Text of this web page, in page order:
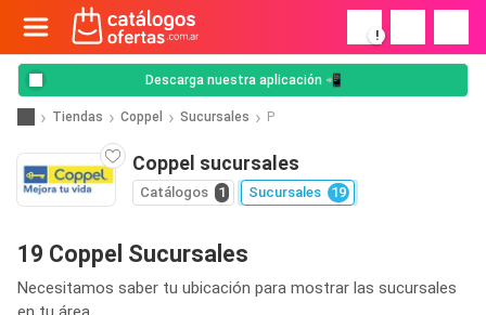
!
Descarga nuestra aplicación 📲
Tiendas Coppel Sucursales P
Coppel sucursales
Catálogos 1 Sucursales 19
19 Coppel Sucursales
Necesitamos saber tu ubicación para mostrar las sucursales